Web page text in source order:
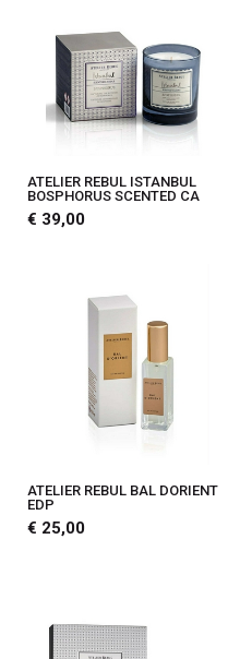
ATELIER REBUL ISTANBUL
BOSPHORUS SCENTED CA
€ 39,00
ATELIER REBUL BAL DORIENT
EDP
€ 25,00